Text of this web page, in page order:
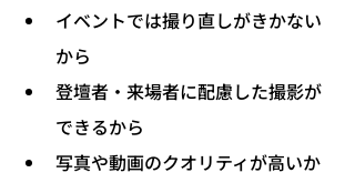
イベントでは撮り直しがきかない
から
登壇者・来場者に配慮した撮影が
できるから
写真や動画のクオリティが高いか